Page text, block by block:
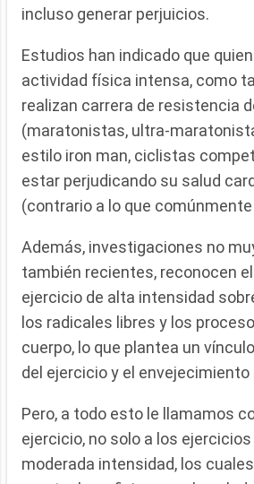
incluso generar perjuicios.
Estudios han indicado que
actividad física intensa, como
realizan carrera de resistencia
(maratonistas, ultra-
estilo iron man, ciclistas
estar perjudicando su salud
(contrario a lo que
Además, investigaciones no
también recientes, reconocen
ejercicio de alta intensidad
los radicales libres y los
cuerpo, lo que plantea un
del ejercicio y el
Pero, a todo esto le llamamos
ejercicio, no solo a los
moderada intensidad, los